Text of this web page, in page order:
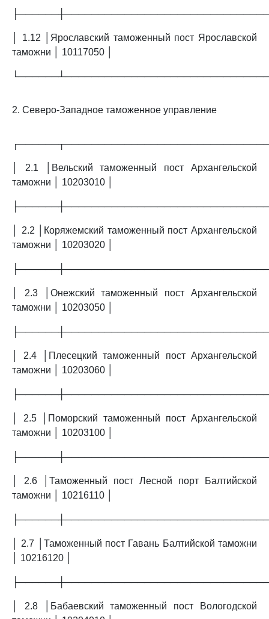
│ 1.12 │Ярославский таможенный пост Ярославской
таможни │ 10117050 │
2. Северо-Западное таможенное управление
│ 2.1 │Вельский таможенный пост Архангельской
таможни │ 10203010 │
│ 2.2 │Коряжемский таможенный пост Архангельской
таможни │ 10203020 │
│ 2.3 │Онежский таможенный пост Архангельской
таможни │ 10203050 │
│ 2.4 │Плесецкий таможенный пост Архангельской
таможни │ 10203060 │
│ 2.5 │Поморский таможенный пост Архангельской
таможни │ 10203100 │
│ 2.6 │Таможенный пост Лесной порт Балтийской
таможни │ 10216110 │
│ 2.7 │Таможенный пост Гавань Балтийской таможни
│ 10216120 │
│ 2.8 │Бабаевский таможенный пост Вологодской